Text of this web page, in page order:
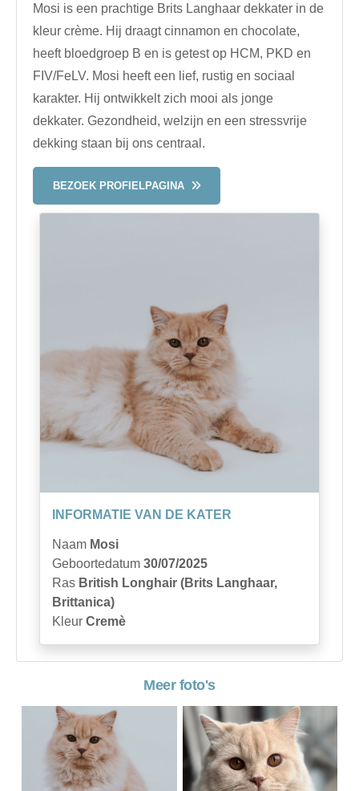
Mosi is een prachtige Brits Langhaar dekkater in de
kleur crème. Hij draagt cinnamon en chocolate,
heeft bloedgroep B en is getest op HCM, PKD en
FIV/FeLV. Mosi heeft een lief, rustig en sociaal
karakter. Hij ontwikkelt zich mooi als jonge
dekkater. Gezondheid, welzijn en een stressvrije
dekking staan bij ons centraal.
BEZOEK PROFIELPAGINA
INFORMATIE VAN DE KATER
Naam Mosi
Geboortedatum 30/07/2025
Ras British Longhair (Brits Langhaar,
Brittanica)
Kleur Cremè
Meer foto's